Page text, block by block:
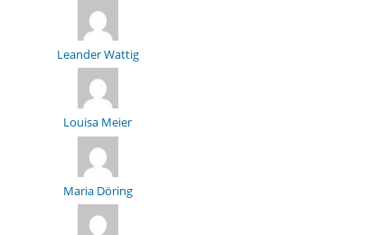
Leander Wattig
Louisa Meier
Maria Döring